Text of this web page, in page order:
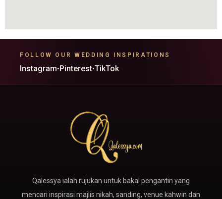
FOLLOW OUR WEDDING INSPIRATIONS
Instagram• Pinterest•TikTok
Qalessya ialah rujukan untuk bakal pengantin yang
mencari inspirasi majlis nikah, sanding, venue kahwin dan